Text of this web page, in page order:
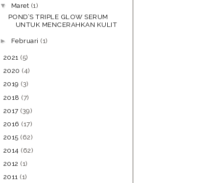
▼ Maret (1)
POND’S TRIPLE GLOW SERUM
UNTUK MENCERAHKAN KULIT
► Februari (1)
2021 (5)
2020 (4)
2019 (3)
2018 (7)
2017 (39)
2016 (17)
2015 (62)
2014 (62)
2012 (1)
2011 (1)